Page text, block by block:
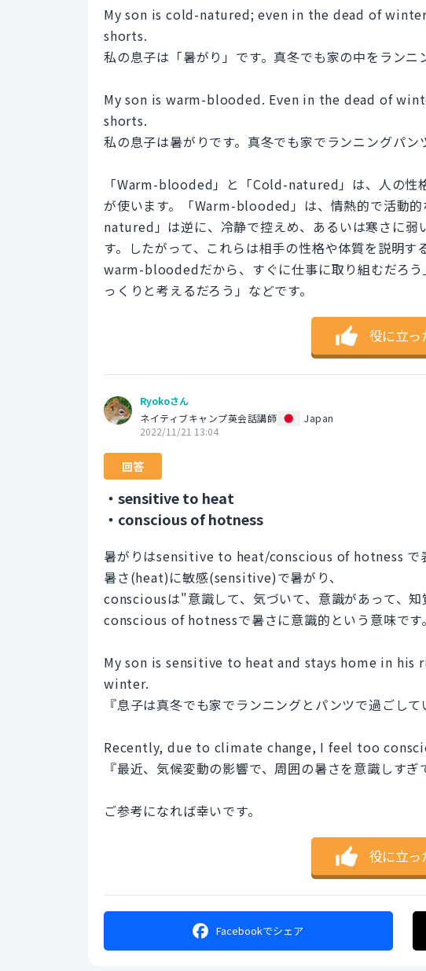
My son is cold-natured; even in the dead of
shorts.
私の息子は「暑がり」です。真冬でも家の中をランニ
My son is warm-blooded. Even in the dead of
shorts.
私の息子は暑がりです。真冬でも家でランニングパン
「Warm-blooded」と「Cold-natured」は、人の性
が使います。「Warm-blooded」は、情熱的で活動
natured」は逆に、冷静で控えめ、あるいは寒さに弱
す。したがって、これらは相手の性格や体質を説明
warm-bloodedだから、すぐに仕事に取り組むだろ
っくりと考えるだろう」などです。
役に立っ
Ryokoさん
ネイティブキャンプ英会話講師
Japan
2022/11/21 13:04
回答
・sensitive to heat
・conscious of hotness
暑がりはsensitive to heat/conscious of hotness で表
暑さ(heat)に敏感(sensitive)で暑がり、
consciousは"意識して、気づいて、意識があって、
conscious of hotnessで暑さに意識的という意味です。
My son is sensitive to heat and stays home in
winter.
『息子は真冬でも家でランニングとパンツで過ごして
Recently, due to climate change, I feel too
『最近、気候変動の影響で、周囲の暑さを意識しすぎ
ご参考になれば幸いです。
役に立っ
Facebookでシェア